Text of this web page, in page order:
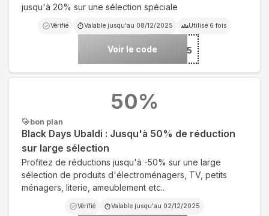
jusqu'à 20% sur une sélection spéciale
Vérifié Valable jusqu'au 08/12/2025 Utilisé 6 fois
Voir le code***BA4925
bon plan
Black Days Ubaldi : Jusqu'à 50% de réduction
sur large sélection
Profitez de réductions jusqu'à -50% sur une large
sélection de produits d'électroménagers, TV, petits
ménagers, literie, ameublement etc..
Vérifié Valable jusqu'au 02/12/2025
50%